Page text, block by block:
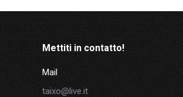
Mettiti in contatto!
Mail
taixo@live.it